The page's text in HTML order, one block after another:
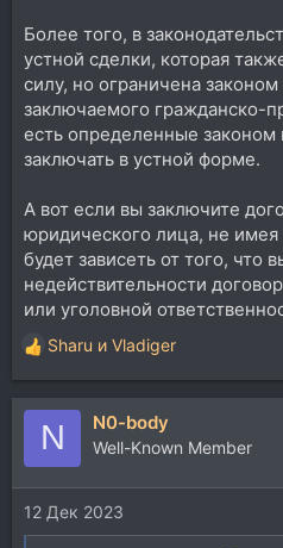
Более того, в
устной сделки, которая
силу, но ограничена
заключаемого гражданско-
есть определенные
заключать в устной форме.
А вот если вы заключите
юридического лица, не
будет зависеть от того, что
недействительности
или уголовной
Р
е
а
и
и
:
Sharu и Vladiger
N N0-body
Well-Known Member
12 Дек 2023